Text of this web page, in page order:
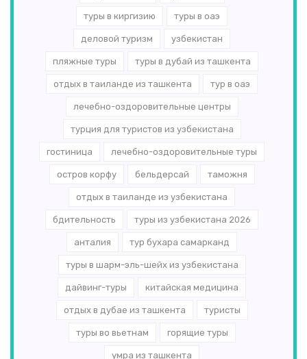
туры в киргизию туры в оаэ
деловой туризм узбекистан
пляжные туры туры в дубай из ташкента
отдых в таиланде из ташкента тур в оаэ
лечебно-оздоровительные центры
турция для туристов из узбекистана
гостиница лечебно-оздоровительные туры
остров корфу бельдерсай таможня
отдых в таиланде из узбекистана
бдительность туры из узбекистана 2026
анталия тур бухара самарканд
туры в шарм-эль-шейх из узбекистана
дайвинг-туры китайская медицина
отдых в дубае из ташкента туристы
туры во вьетнам горящие туры
умра из ташкента